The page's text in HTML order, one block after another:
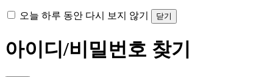
오늘 하루 동안 다시 보지 않기 닫기
아이디/비밀번호 찾기